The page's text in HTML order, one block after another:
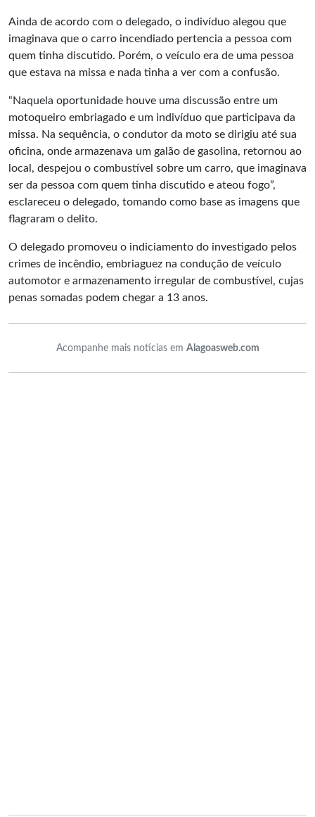
Ainda de acordo com o delegado, o indivíduo alegou que
imaginava que o carro incendiado pertencia a pessoa com
quem tinha discutido. Porém, o veículo era de uma pessoa
que estava na missa e nada tinha a ver com a confusão.
“Naquela oportunidade houve uma discussão entre um
motoqueiro embriagado e um indivíduo que participava da
missa. Na sequência, o condutor da moto se dirigiu até sua
oficina, onde armazenava um galão de gasolina, retornou ao
local, despejou o combustível sobre um carro, que imaginava
ser da pessoa com quem tinha discutido e ateou fogo”,
esclareceu o delegado, tomando como base as imagens que
flagraram o delito.
O delegado promoveu o indiciamento do investigado pelos
crimes de incêndio, embriaguez na condução de veículo
automotor e armazenamento irregular de combustível, cujas
penas somadas podem chegar a 13 anos.
Acompanhe mais notícias em Alagoasweb.com